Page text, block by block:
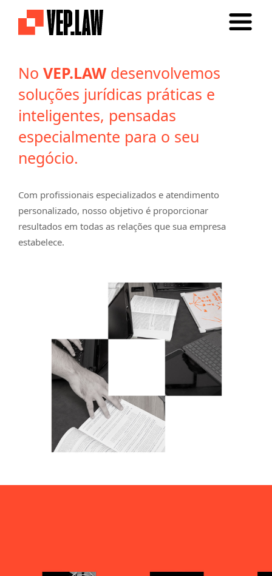
No VEP.LAW desenvolvemos
soluções jurídicas práticas e
inteligentes, pensadas
especialmente para o seu
negócio.
Com profissionais especializados e atendimento
personalizado, nosso objetivo é proporcionar
resultados em todas as relações que sua empresa
estabelece.